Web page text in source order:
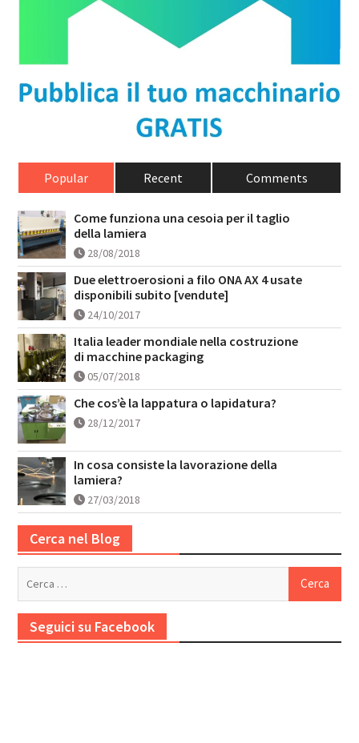
Popular Recent Comments
Come funziona una cesoia per il taglio
della lamiera
28/08/2018
Due elettroerosioni a filo ONA AX 4 usate
disponibili subito [vendute]
24/10/2017
Italia leader mondiale nella costruzione
di macchine packaging
05/07/2018
Che cos’è la lappatura o lapidatura?
28/12/2017
In cosa consiste la lavorazione della
lamiera?
27/03/2018
Cerca nel Blog
Seguici su Facebook